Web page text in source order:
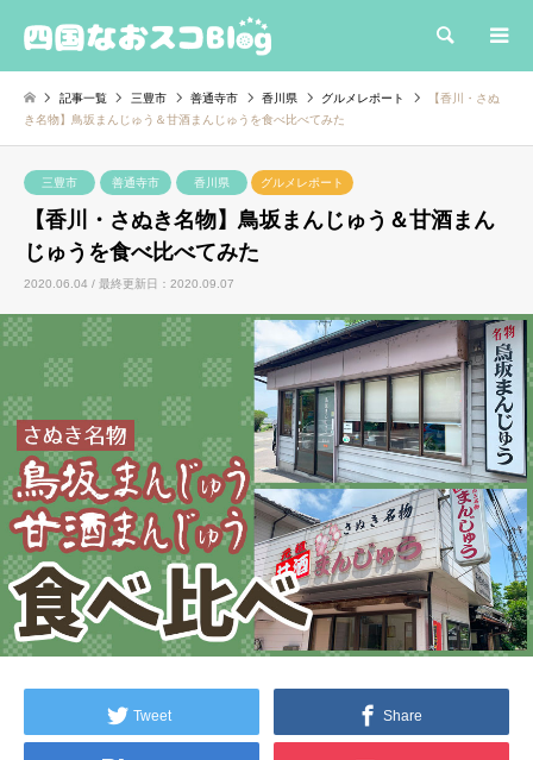
検索
記事一覧 三豊市 善通寺市 香川県 グルメレポート
【香川・さぬ
き名物】鳥坂まんじゅう＆甘酒まんじゅうを食べ比べてみた
三豊市 善通寺市 香川県 グルメレポート
【香川・さぬき名物】鳥坂まんじゅう＆甘酒まん
じゅうを食べ比べてみた
2020.06.04 / 最終更新日：2020.09.07
Tweet Share